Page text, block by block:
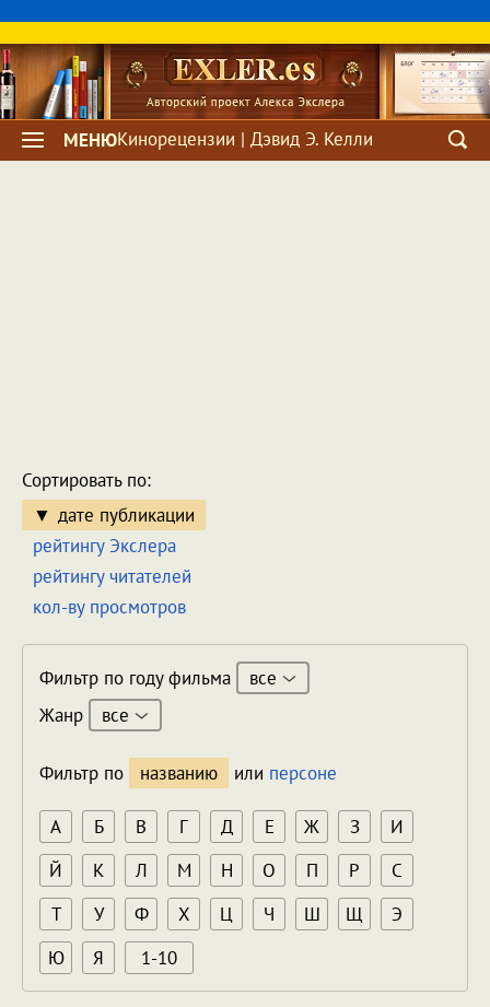
МЕНЮКинорецензии | Дэвид Э. Келли
Сортировать по:
дате публикации
рейтингу Экслера
рейтингу читателей
кол-ву просмотров
Фильтр по году фильма
все
Жанр
все
Фильтр по названию или персоне
А Б В Г Д Е Ж З
И
Й
К Л М Н О П Р
С
Т
У Ф Х Ц Ч Ш Щ
Э
Ю
Я 1-10